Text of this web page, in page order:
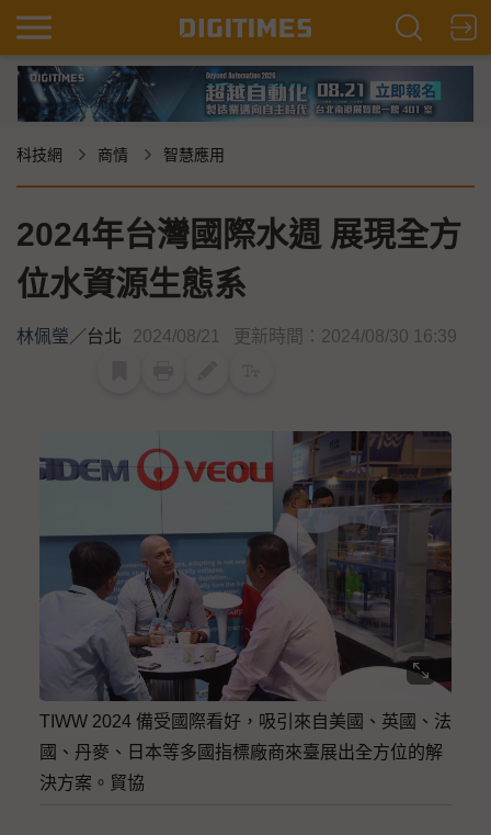
科技網 商情 智慧應用
2024年台灣國際水週 展現全方
位水資源生態系
林佩瑩／台北 2024/08/21 更新時間：2024/08/30 16:39
TIWW 2024 備受國際看好，吸引來自美國、英國、法
國、丹麥、日本等多國指標廠商來臺展出全方位的解
決方案。貿協